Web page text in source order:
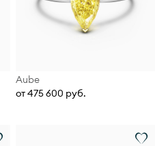
Aube
от 475 600 руб.